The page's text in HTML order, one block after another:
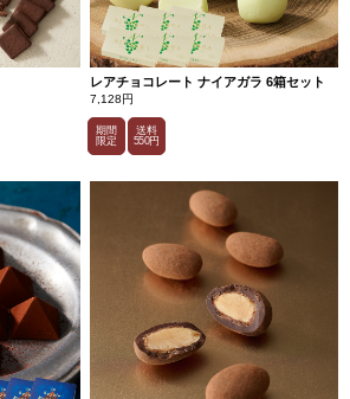
レアチョコレート ナイアガラ 6箱セット
7,128円
期間
限定
送料
550円